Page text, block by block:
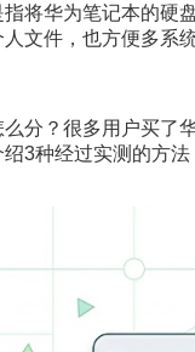
指将华为笔记本的硬
文件，也方便多系
分？很多用户买了
3种经过实测的方法